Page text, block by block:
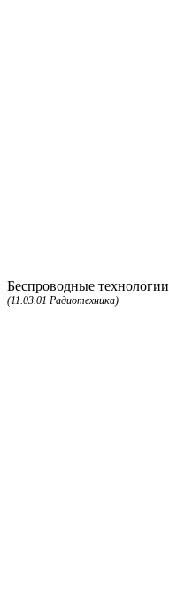
Беспроводные технологии
(11.03.01 Радиотехника)